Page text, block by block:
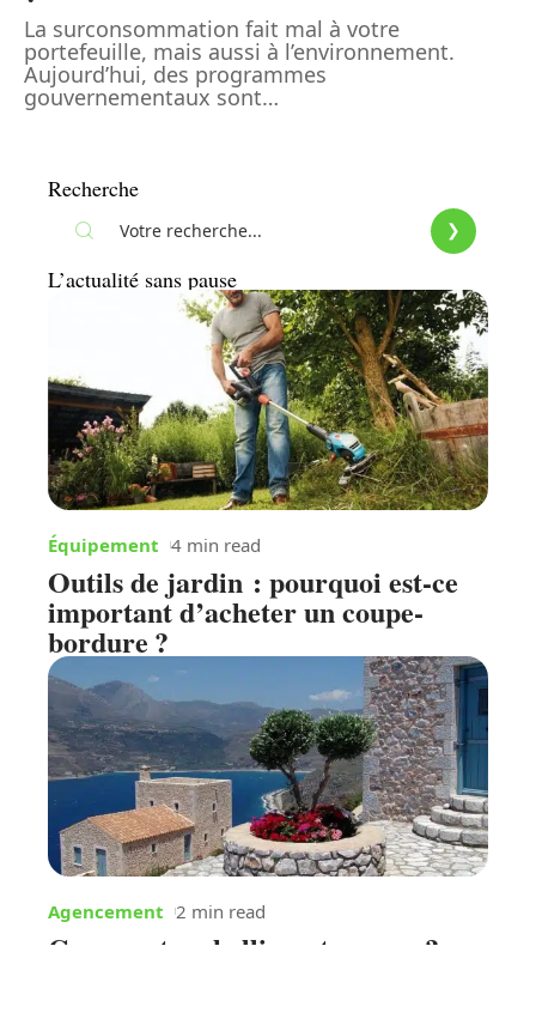
La surconsommation fait mal à votre
portefeuille, mais aussi à l’environnement.
Aujourd’hui, des programmes
gouvernementaux sont…
Recherche
L’actualité sans pause
Équipement 4 min read
Outils de jardin : pourquoi est-ce
important d’acheter un coupe-
bordure ?
Agencement 2 min read
Comment embellir sa terrasse ?